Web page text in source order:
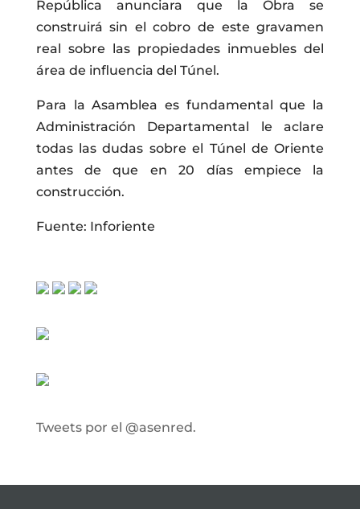
República anunciara que la Obra se
construirá sin el cobro de este gravamen
real sobre las propiedades inmuebles del
área de influencia del Túnel.
Para la Asamblea es fundamental que la
Administración Departamental le aclare
todas las dudas sobre el Túnel de Oriente
antes de que en 20 días empiece la
construcción.
Fuente: Inforiente
Tweets por el @asenred.